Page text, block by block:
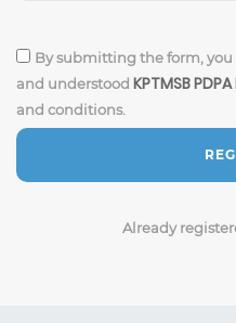
By submitting the form,
and understood KPTMSB
and conditions.
Already